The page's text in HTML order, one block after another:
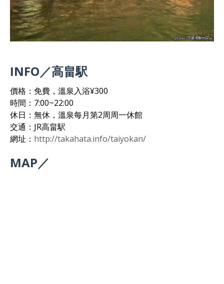
INFO／高畠駅
價格：免費，溫泉入浴¥300
時間：7:00~22:00
休日：無休，溫泉每月第2周周一休館
交通：JR高畠駅
網址： http://takahata.info/taiyokan/
MAP／